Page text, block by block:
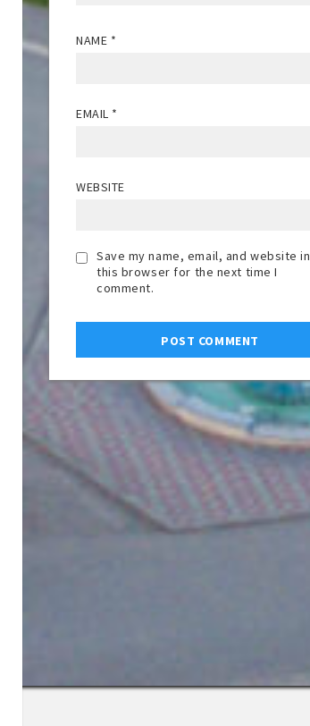
NAME *
EMAIL *
WEBSITE
Save my name, email, and website in
this browser for the next time I
comment.